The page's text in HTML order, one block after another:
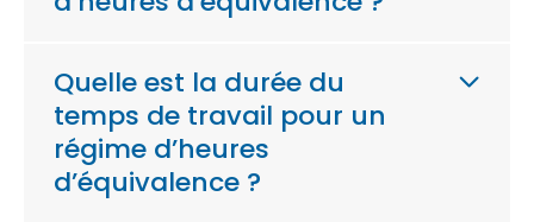
Quelle est la durée du
temps de travail pour un
régime d’heures
d’équivalence ?